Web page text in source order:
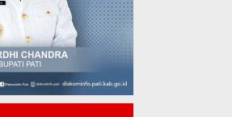
Kemajuan Harus Terasa
hingga ke Pelosok